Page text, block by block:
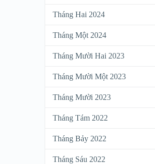
Tháng Hai 2024
Tháng Một 2024
Tháng Mười Hai 2023
Tháng Mười Một 2023
Tháng Mười 2023
Tháng Tám 2022
Tháng Bảy 2022
Tháng Sáu 2022